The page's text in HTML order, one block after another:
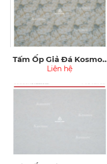
Tấm Ốp Giả Đá Kosmos
PVC3010
Liên hệ